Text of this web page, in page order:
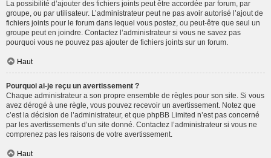
La possibilité d’ajouter des fichiers joints peut être accordée par forum, par
groupe, ou par utilisateur. L’administrateur peut ne pas avoir autorisé l’ajout de
fichiers joints pour le forum dans lequel vous postez, ou peut-être que seul un
groupe peut en joindre. Contactez l’administrateur si vous ne savez pas
pourquoi vous ne pouvez pas ajouter de fichiers joints sur un forum.
Haut
Pourquoi ai-je reçu un avertissement ?
Chaque administrateur a son propre ensemble de règles pour son site. Si vous
avez dérogé à une règle, vous pouvez recevoir un avertissement. Notez que
c’est la décision de l’administrateur, et que phpBB Limited n’est pas concerné
par les avertissements d’un site donné. Contactez l’administrateur si vous ne
comprenez pas les raisons de votre avertissement.
Haut